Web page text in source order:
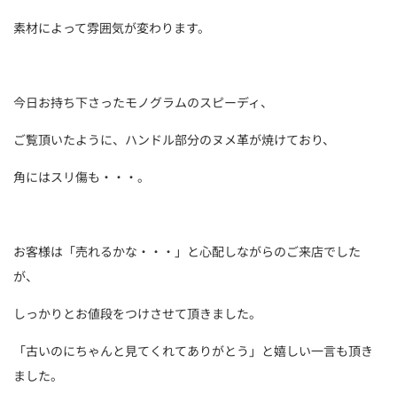
素材によって雰囲気が変わります。
今日お持ち下さったモノグラムのスピーディ、
ご覧頂いたように、ハンドル部分のヌメ革が焼けており、
角にはスリ傷も・・・。
お客様は「売れるかな・・・」と心配しながらのご来店でした
が、
しっかりとお値段をつけさせて頂きました。
「古いのにちゃんと見てくれてありがとう」と嬉しい一言も頂き
ました。